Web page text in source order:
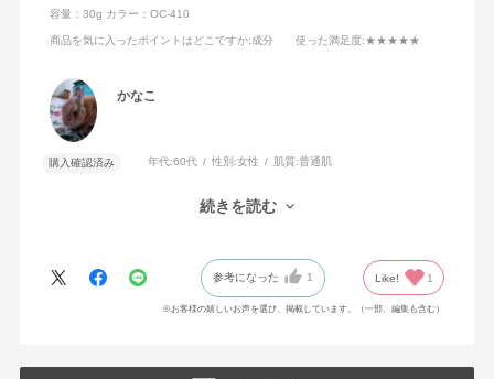
容量：30g カラー：OC-410
商品を気に入ったポイントはどこですか:成分 使った満足度:★★★★★
かなこ
購入確認済み 年代:60代 性別:女性 肌質:普通肌
カバー力があり、濃いめのシミもかなり薄くなるためリピートし
続きを読む
参考になった 1 Like! 1
※お客様の嬉しいお声を選び、掲載しています。（一部、編集も含む）